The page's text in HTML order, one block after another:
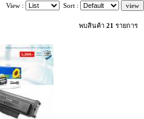
View : Sort :
พบสินค้า 21 รายการ